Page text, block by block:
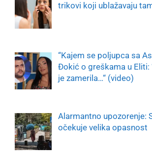
trikovi koji ublažavaju
“Kajem se poljupca sa
Đokić o greškama u Eliti:
je zamerila…“ (video)
Alarmantno upozorenje:
očekuje velika opasnost